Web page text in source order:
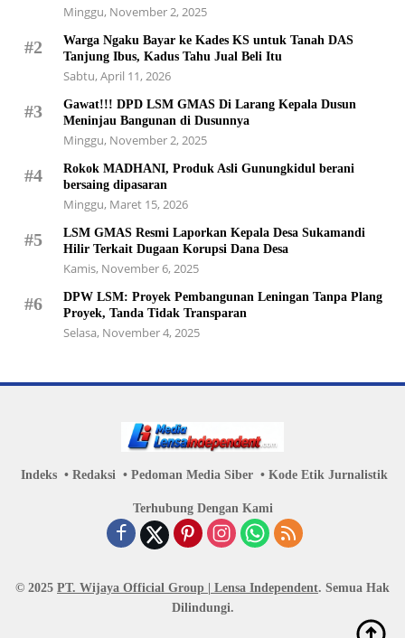
Minggu, November 2, 2025
#2
Warga Ngaku Bayar ke Kades KS untuk Tanah DAS
Tanjung Ibus, Kadus Tahu Jual Beli Itu
Sabtu, April 11, 2026
#3
Gawat!!! DPD LSM GMAS Di Larang Kepala Dusun
Meninjau Bangunan di Dusunnya
Minggu, November 2, 2025
#4
Rokok MADHANI, Produk Asli Gunungkidul berani
bersaing dipasaran
Minggu, Maret 15, 2026
#5
LSM GMAS Resmi Laporkan Kepala Desa Sukamandi
Hilir Terkait Dugaan Korupsi Dana Desa
Kamis, November 6, 2025
#6
DPW LSM: Proyek Pembangunan Leningan Tanpa Plang
Proyek, Tanda Tidak Transparan
Selasa, November 4, 2025
Indeks Redaksi Pedoman Media Siber Kode Etik Jurnalistik
Terhubung Dengan Kami
© 2025 PT. Wijaya Official Group | Lensa Independent. Semua Hak
Dilindungi.